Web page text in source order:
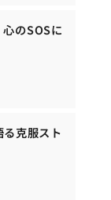
のSOSに
克服スト